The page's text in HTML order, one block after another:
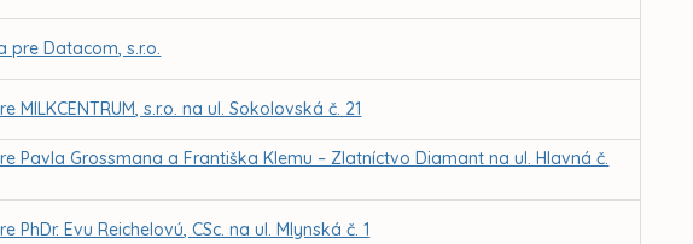
pre Datacom, s.r.o.
s.r.o. na ul. Sokolovská č. 21
Pavla Grossmana a Františka Klemu – Zlatníctvo Diamant na ul. Hlavná č.
Evu Reichelovú, CSc. na ul. Mlynská č. 1